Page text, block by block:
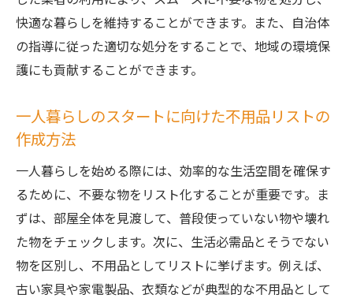
茨城県におけるリサイクルショップの利用
方法
家具や家電の賢い買い替えタイミングの見
茨城県内での引越し時に役立つ不用品回収
のコツ
茨城県内で信頼できる不用品回収業者の見つけ
方と活用法
口コミで探す信頼できる茨城県の不用品回
収業者
不用品回収業者選びでチェックすべきポイ
ント
快適な暮らしを維持することができます。また、自治体
の指導に従った適切な処分をすることで、地域の環境保
護にも貢献することができます。
一人暮らしのスタートに向けた不用品リストの
作成方法
一人暮らしを始める際には、効率的な生活空間を確保す
るために、不要な物をリスト化することが重要です。ま
ずは、部屋全体を見渡して、普段使っていない物や壊れ
た物をチェックします。次に、生活必需品とそうでない
物を区別し、不用品としてリストに挙げます。例えば、
古い家具や家電製品、衣類などが典型的な不用品として